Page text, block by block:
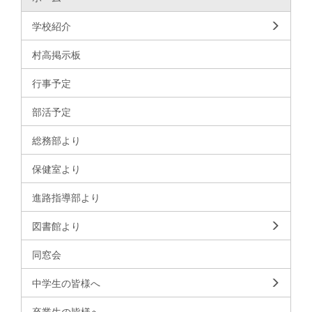
学校紹介
村高掲示板
行事予定
部活予定
総務部より
保健室より
進路指導部より
図書館より
同窓会
中学生の皆様へ